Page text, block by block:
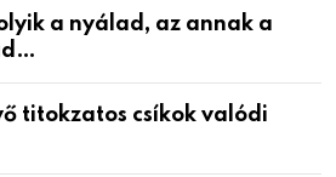
a nyálad, az annak a
titokzatos csíkok valódi